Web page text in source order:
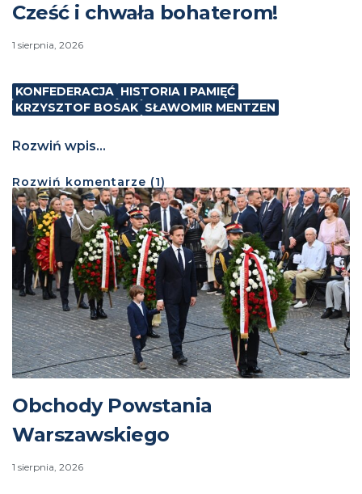
Cześć i chwała bohaterom!
1 sierpnia, 2026
KONFEDERACJA HISTORIA I PAMIĘĆ
KRZYSZTOF BOSAK SŁAWOMIR MENTZEN
Rozwiń wpis...
Rozwiń komentarze (1)
Obchody Powstania
Warszawskiego
1 sierpnia, 2026